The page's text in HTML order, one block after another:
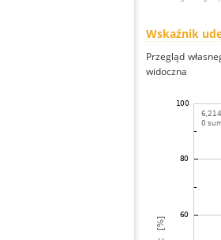
Wskaźnik
Przegląd
widoczna